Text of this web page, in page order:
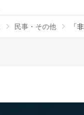
民事・その他 「